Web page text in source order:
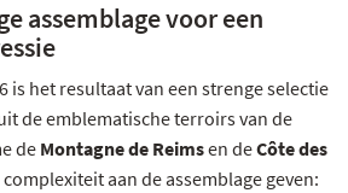
assemblage voor een
is het resultaat van een strenge selectie
de emblematische terroirs van de
de Montagne de Reimsen deCôte des
aan de assemblage geven: